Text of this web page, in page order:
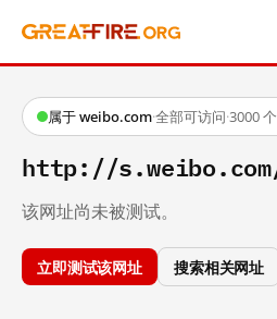
属于 weibo.com·全部可访问·3000
http://
该网址尚未被测试。
立即测试该网址 搜索相关网址